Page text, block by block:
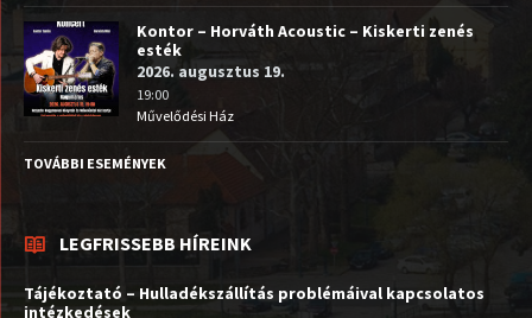
Kontor – Horváth Acoustic – Kiskerti zenés
esték
2026. augusztus 19.
19:00
Művelődési Ház
TOVÁBBI ESEMÉNYEK
LEGFRISSEBB HÍREINK
Tájékoztató – Hulladékszállítás problémáival kapcsolatos
intézkedések